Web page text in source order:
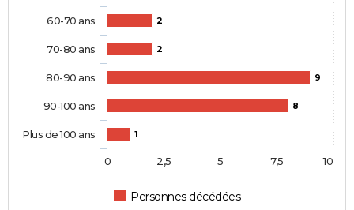
2
2
9
8
1
Personnes décédées
60-70 ans
70-80 ans
80-90 ans
90-100 ans
Plus de 100 ans
0 10
2,5 5 7,5